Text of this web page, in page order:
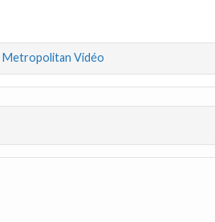
Metropolitan Vidéo